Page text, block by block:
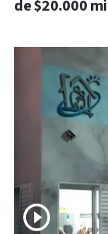
de $20.000